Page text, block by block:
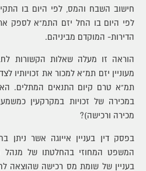
חישוב השבח והמס, לפי היום בו
לפי היום בו החל יזם התמ"א לספק את
הדירות- המוקדם מביניהם.
הוראה זו מעלה שאלות הקשורות
מעוניין יזם תמ"א למכור את זכויותיו
תמ"א טרם קיום התנאים המתלים.
במכירה של זכויות במקרקעין
מכירה ורכישה)?
בפסק דין בעניין אייוגה אשר ניתן
המשפט המחוזי בהחלטתו של מנהל
בעניין של שומת מס רכישה שהוצאה